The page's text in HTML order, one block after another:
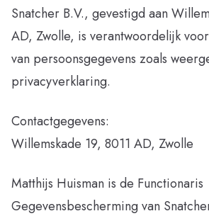
Snatcher B.V., gevestigd aan
AD, Zwolle, is verantwoordelijk
van persoonsgegevens zoals
privacyverklaring.
Contactgegevens:
Willemskade 19, 8011 AD, Zwolle
Matthijs Huisman is de Functionaris
Gegevensbescherming van